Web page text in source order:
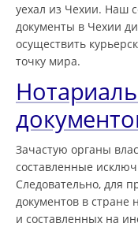
уехал из Чехии. Наш
документы в Чехии
осуществить
точку мира.
Зачастую органы
составленные
Следовательно, для
документов в стране
и составленных на